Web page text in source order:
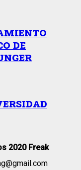
DE
2020 Freak